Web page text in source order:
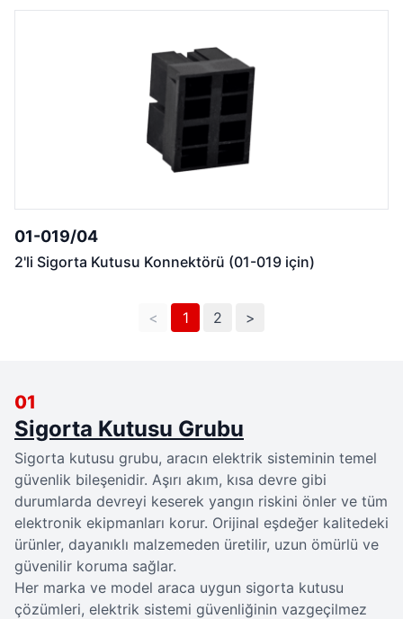
01-019/04
2'li Sigorta Kutusu Konnektörü (01-019 için)
< 1 2 >
01
Sigorta Kutusu Grubu
Sigorta kutusu grubu, aracın elektrik sisteminin temel
güvenlik bileşenidir. Aşırı akım, kısa devre gibi
durumlarda devreyi keserek yangın riskini önler ve tüm
elektronik ekipmanları korur. Orijinal eşdeğer kalitedeki
ürünler, dayanıklı malzemeden üretilir, uzun ömürlü ve
güvenilir koruma sağlar.
Her marka ve model araca uygun sigorta kutusu
çözümleri, elektrik sistemi güvenliğinin vazgeçilmez